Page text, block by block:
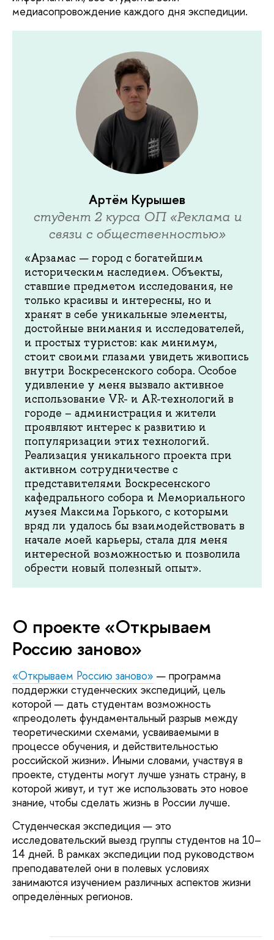
медиасопровождение каждого дня экспедиции.
Артём Курышев
студент 2 курса ОП «Реклама и
связи с общественностью»
«Арзамас — город с богатейшим
историческим наследием. Объекты,
ставшие предметом исследования, не
только красивы и интересны, но и
хранят в себе уникальные элементы,
достойные внимания и исследователей,
и простых туристов: как минимум,
стоит своими глазами увидеть живопись
внутри Воскресенского собора. Особое
удивление у меня вызвало активное
использование VR- и AR-технологий в
городе – администрация и жители
проявляют интерес к развитию и
популяризации этих технологий.
Реализация уникального проекта при
активном сотрудничестве с
представителями Воскресенского
кафедрального собора и Мемориального
музея Максима Горького, с которыми
вряд ли удалось бы взаимодействовать в
начале моей карьеры, стала для меня
интересной возможностью и позволила
обрести новый полезный опыт».
О проекте «Открываем
Россию заново»
«Открываем Россию заново» — программа
поддержки студенческих экспедиций, цель
которой — дать студентам возможность
«преодолеть фундаментальный разрыв между
теоретическими схемами, усваиваемыми в
процессе обучения, и действительностью
российской жизни». Иными словами, участвуя в
проекте, студенты могут лучше узнать страну, в
которой живут, и тут же использовать это новое
знание, чтобы сделать жизнь в России лучше.
Студенческая экспедиция — это
исследовательский выезд группы студентов на 10–
14 дней. В рамках экспедиции под руководством
преподавателей они в полевых условиях
занимаются изучением различных аспектов жизни
определённых регионов.